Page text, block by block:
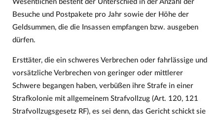
Wesentlichen besteht der Unterschied in der Anzahl der
Besuche und Postpakete pro Jahr sowie der Höhe der
Geldsummen, die die Insassen empfangen bzw. ausgeben
dürfen.
Ersttäter, die ein schweres Verbrechen oder fahrlässige und
vorsätzliche Verbrechen von geringer oder mittlerer
Schwere begangen haben, verbüßen ihre Strafe in einer
Strafkolonie mit allgemeinem Strafvollzug (Art. 120, 121
Strafvollzugsgesetz RF), es sei denn, das Gericht schickt sie